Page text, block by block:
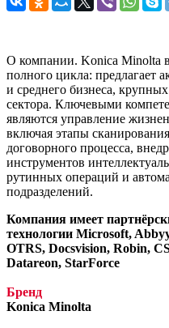
О компании. Konica Minolta
полного цикла: предлагает
и среднего бизнеса,
сектора. Ключевыми
являются управление
включая этапы
договорного процесса,
инструментов
рутинных операций и
подразделений.
Компания имеет
технологии Microsoft,
OTRS, Docsvision, Robin,
Datareon, StarForce
Бренд
Konica Minolta